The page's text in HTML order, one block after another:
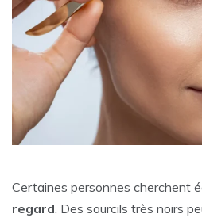
Certaines personnes cherchent
regard . Des sourcils très noirs